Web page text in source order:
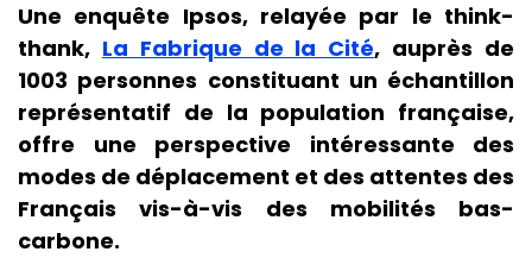
Une enquête Ipsos, relayée par le think-
thank, La Fabrique de la Cité, auprès de
1003 personnes constituant un échantillon
représentatif de la population française,
offre une perspective intéressante des
modes de déplacement et des attentes des
Français vis-à-vis des mobilités bas-
carbone.